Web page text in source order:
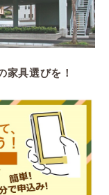
家具選びを！